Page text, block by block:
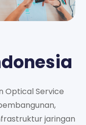
Optical Service
jaringan